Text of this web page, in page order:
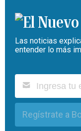
Las noticias
entender lo más
Regístrate a